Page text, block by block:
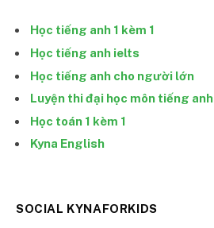
Học tiếng anh 1 kèm 1
Học tiếng anh ielts
Học tiếng anh cho người lớn
Luyện thi đại học môn tiếng anh
Học toán 1 kèm 1
Kyna English
SOCIAL KYNAFORKIDS